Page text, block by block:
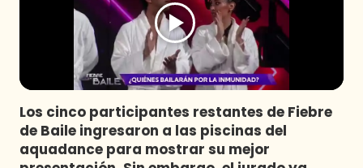
Los cinco participantes restantes de Fiebre
de Baile ingresaron a las piscinas del
aquadance para mostrar su mejor
Programas
Club De La Comedia
Contigo en Directo
Plan Perfecto
El Tiempo
Sabingo
Todos Los Programas